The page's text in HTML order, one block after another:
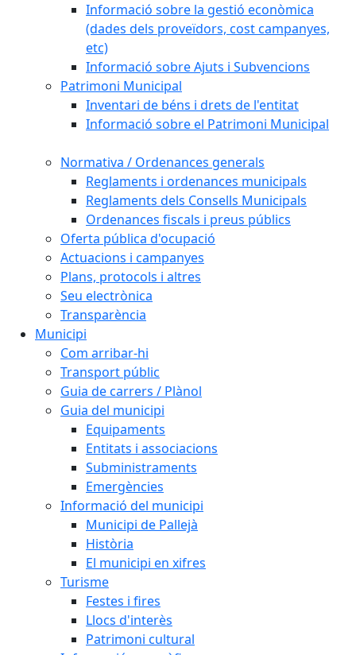
Informació sobre la gestió econòmica
(dades dels proveïdors, cost campanyes,
etc)
Informació sobre Ajuts i Subvencions
Patrimoni Municipal
Inventari de béns i drets de l'entitat
Informació sobre el Patrimoni Municipal
Normativa / Ordenances generals
Reglaments i ordenances municipals
Reglaments dels Consells Municipals
Ordenances fiscals i preus públics
Oferta pública d'ocupació
Actuacions i campanyes
Plans, protocols i altres
Seu electrònica
Transparència
Municipi
Com arribar-hi
Transport públic
Guia de carrers / Plànol
Guia del municipi
Equipaments
Entitats i associacions
Subministraments
Emergències
Informació del municipi
Municipi de Pallejà
Història
El municipi en xifres
Turisme
Festes i fires
Llocs d'interès
Patrimoni cultural